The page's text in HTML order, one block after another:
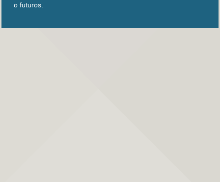
o futuros.